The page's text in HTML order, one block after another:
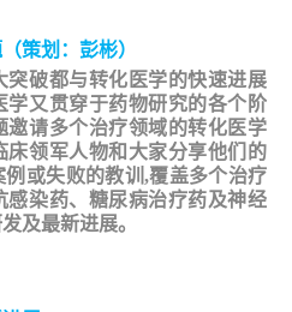
策划：彭彬）
突破都与转化医学的快速进展
学又贯穿于药物研究的各个阶
邀请多个治疗领域的转化医学
床领军人物和大家分享他们的
或失败的教训,覆盖多个治疗
感染药、糖尿病治疗药及神经
及最新进展。